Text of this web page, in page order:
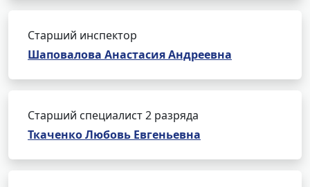
Старший инспектор
Шаповалова Анастасия Андреевна
Старший специалист 2 разряда
Ткаченко Любовь Евгеньевна